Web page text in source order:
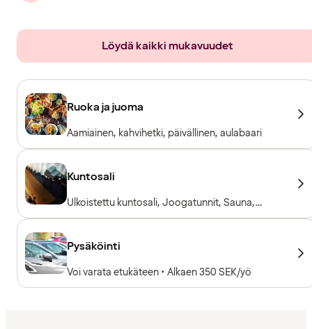
Löydä kaikki mukavuudet
Ruoka ja juoma
Aamiainen, kahvihetki, päivällinen, aulabaari
Kuntosali
Ulkoistettu kuntosali, Joogatunnit, Sauna,
Treenitunteja, PT-ohjaaja, Saatavilla pyyhkeitä
Vapaapainot
Pysäköinti
Voi varata etukäteen • Alkaen 350 SEK/yö